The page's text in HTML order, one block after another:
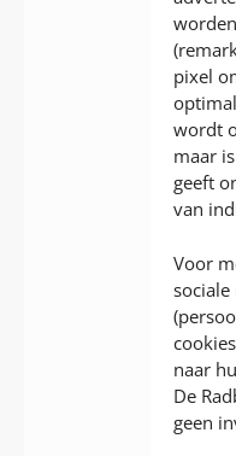
pixel
wordt
maar
geeft
van
Voor
naar
De
geen